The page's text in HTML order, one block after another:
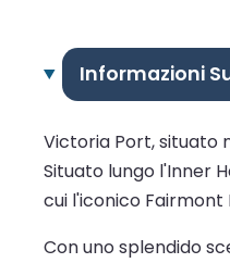
Informazioni
Victoria Port, situato
Situato lungo l'Inner
cui l'iconico Fairmont
Con uno splendido